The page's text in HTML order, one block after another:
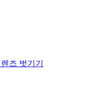
즈 벗기기